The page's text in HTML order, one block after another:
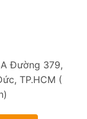
Đường 379,
TP.HCM (